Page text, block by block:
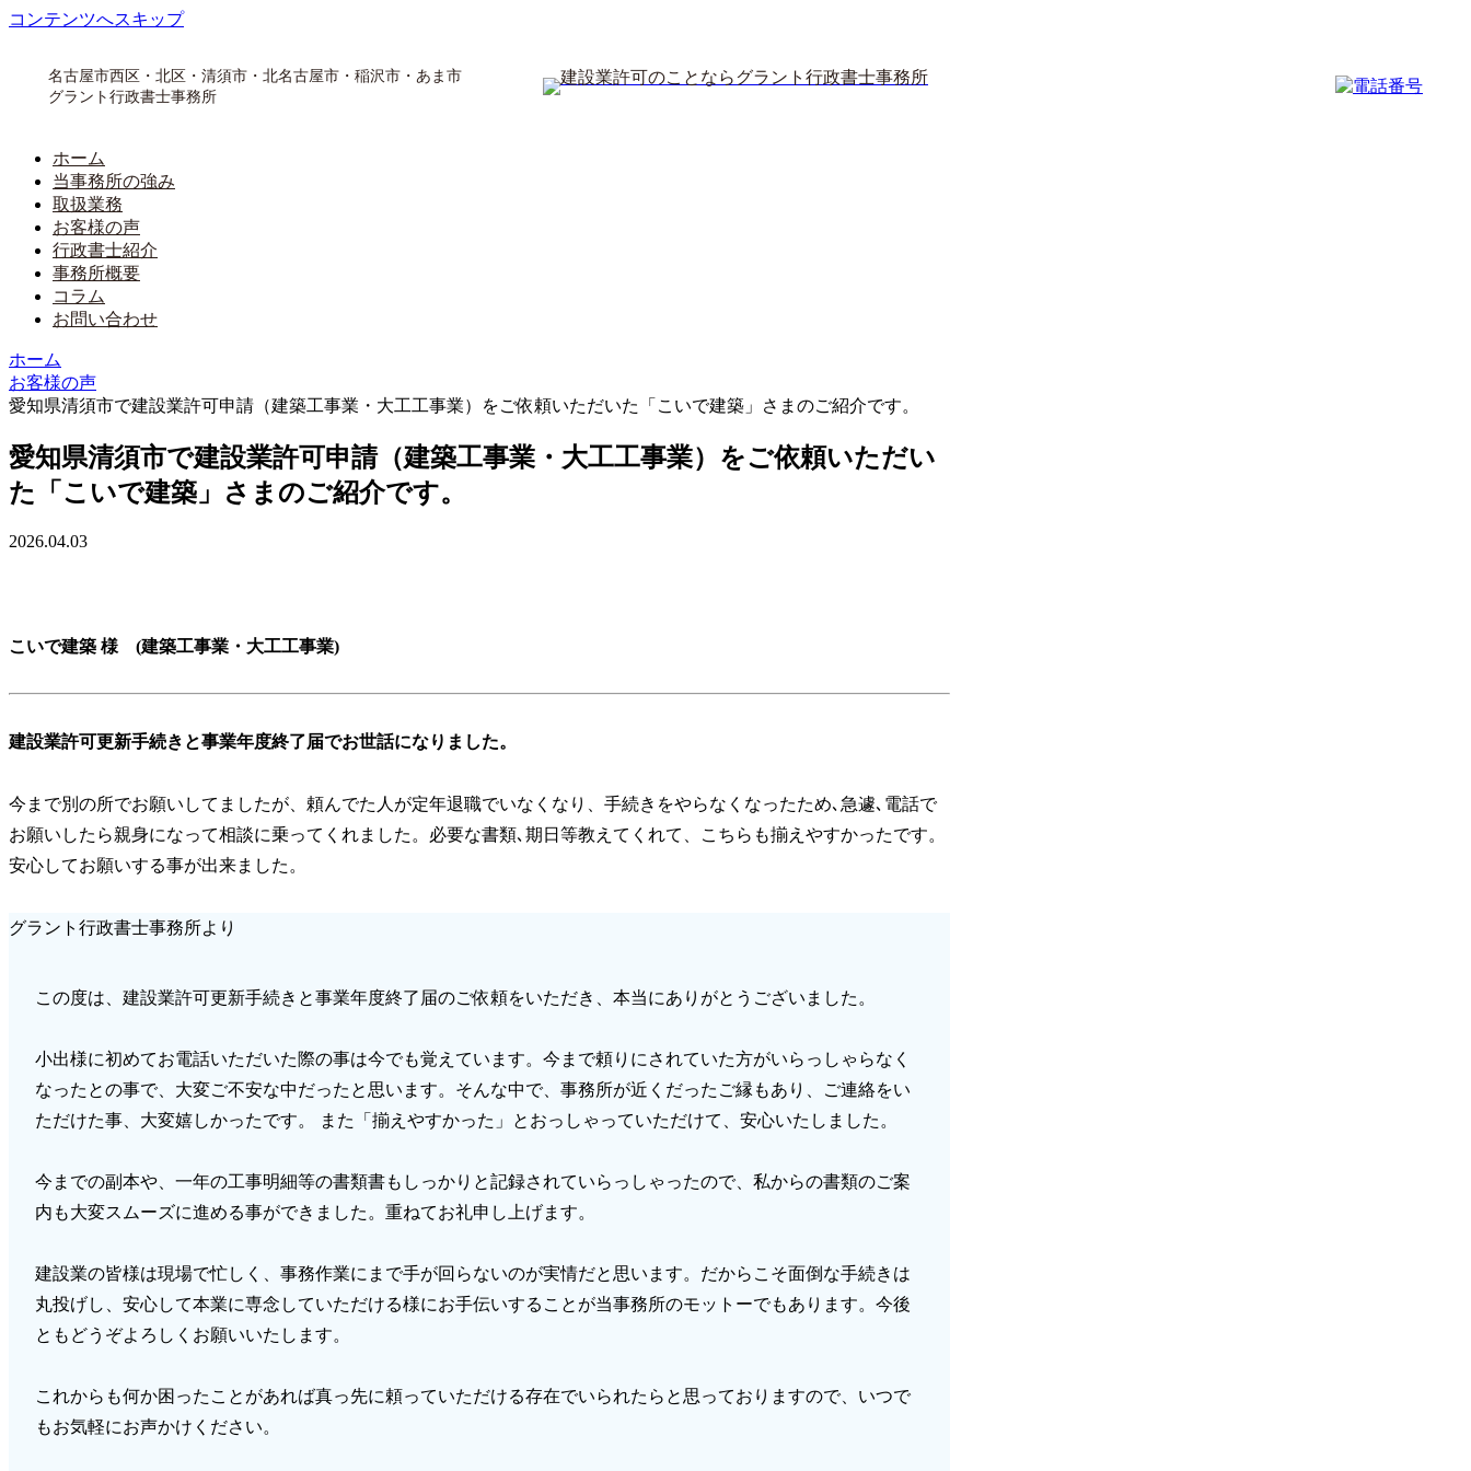
コンテンツへスキップ
名古屋市西区・北区・清須市・北名古屋市・稲沢市・あま市
グラント行政書士事務所
ホーム
当事務所の強み
取扱業務
お客様の声
行政書士紹介
事務所概要
コラム
お問い合わせ
ホーム
お客様の声
愛知県清須市で建設業許可申請（建築工事業・大工工事業）をご依頼いただいた「こいで建築」さまのご紹介です。
愛知県清須市で建設業許可申請（建築工事業・大工工事業）をご依頼いただい
た「こいで建築」さまのご紹介です。
2026.04.03
こいで建築 様 (建築工事業・大工工事業)
建設業許可更新手続きと事業年度終了届でお世話になりました。
今まで別の所でお願いしてましたが、頼んでた人が定年退職でいなくなり、手続きをやらなくなったため､急遽､電話で
お願いしたら親身になって相談に乗ってくれました。必要な書類､期日等教えてくれて、こちらも揃えやすかったです。
安心してお願いする事が出来ました。
グラント行政書士事務所より
この度は、建設業許可更新手続きと事業年度終了届のご依頼をいただき、本当にありがとうございました。
小出様に初めてお電話いただいた際の事は今でも覚えています。今まで頼りにされていた方がいらっしゃらなく
なったとの事で、大変ご不安な中だったと思います。そんな中で、事務所が近くだったご縁もあり、ご連絡をい
ただけた事、大変嬉しかったです。 また「揃えやすかった」とおっしゃっていただけて、安心いたしました。
今までの副本や、一年の工事明細等の書類書もしっかりと記録されていらっしゃったので、私からの書類のご案
内も大変スムーズに進める事ができました。重ねてお礼申し上げます。
建設業の皆様は現場で忙しく、事務作業にまで手が回らないのが実情だと思います。だからこそ面倒な手続きは
丸投げし、安心して本業に専念していただける様にお手伝いすることが当事務所のモットーでもあります。今後
ともどうぞよろしくお願いいたします。
これからも何か困ったことがあれば真っ先に頼っていただける存在でいられたらと思っておりますので、いつで
もお気軽にお声かけください。